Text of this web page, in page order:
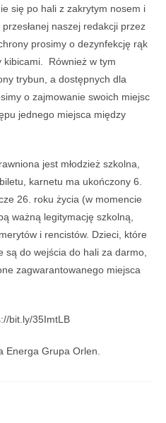
się po hali z zakrytym nosem i
naszej redakcji przez
prosimy o dezynfekcję rąk
kibicami. Również w tym
trybun, a dostępnych dla
o zajmowanie swoich miejsc
jednego miejsca między
jest młodzież szkolna,
karnetu ma ukończony 6.
26. roku życia (w momencie
ważną legitymację szkolną,
i rencistów. Dzieci, które
są do wejścia do hali za darmo,
zagwarantowanego miejsca
bit.ly/35ImtLB
Energa Grupa Orlen.